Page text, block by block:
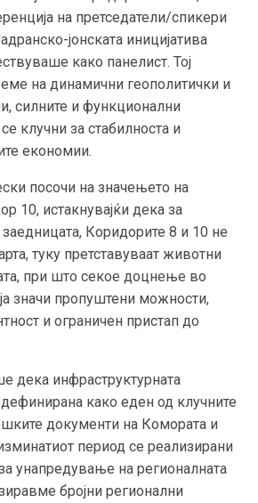
на претседатели/спикери
јонската иницијатива
како панелист. Тој
на динамични геополитички и
силните и функционални
клучни за стабилноста и
економии.
посочи на значењето на
10, истакнувајќи дека за
Коридорите 8 и 10 не
туку претставуваат животни
при што секое доцнење во
значи пропуштени можности,
и ограничен пристап до
дека инфраструктурната
дефинирана како еден од клучните
документи на Комората и
период се реализирани
унапредување на регионалната
бројни регионални